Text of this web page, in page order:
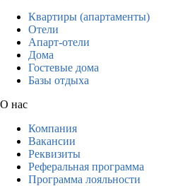
Квартиры (апартаменты)
Отели
Апарт-отели
Дома
Гостевые дома
Базы отдыха
О нас
Компания
Вакансии
Реквизиты
Реферальная программа
Программа лояльности